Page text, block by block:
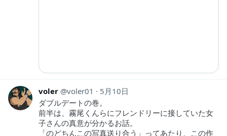
voler voler01
5月10日
ダブルデートの巻。
前半は、霧尾くんらにフレンドリーに接していた女
子さんの真意が分かるお話。
「のどちんこの写真送り合う」ってあたり、この作